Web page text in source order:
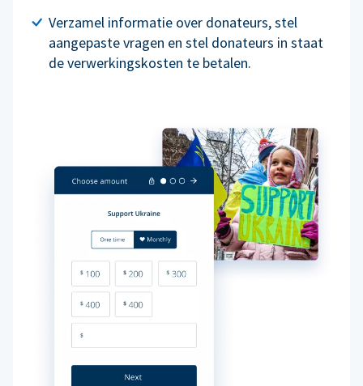
Verzamel informatie over donateurs, stel
aangepaste vragen en stel donateurs in staat
de verwerkingskosten te betalen.